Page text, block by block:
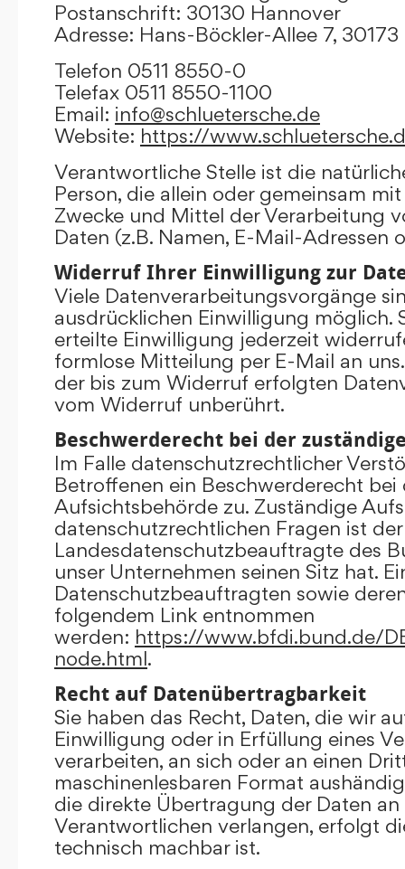
Postanschrift: 30130 Hannover
Adresse: Hans-Böckler-Allee 7,
Telefon 0511 8550-0
Telefax 0511 8550-1100
Email: info@schluetersche.de
Website: https://
Verantwortliche Stelle ist die
Person, die allein oder gemeinsam
Zwecke und Mittel der Verarbeitung
Daten (z.B. Namen, E-Mail-Adressen
Widerruf Ihrer Einwilligung zur
Viele Datenverarbeitungsvorgänge
ausdrücklichen Einwilligung möglich.
erteilte Einwilligung jederzeit
formlose Mitteilung per E-Mail an
der bis zum Widerruf erfolgten
vom Widerruf unberührt.
Beschwerderecht bei der
Im Falle datenschutzrechtlicher
Betroffenen ein Beschwerderecht bei
Aufsichtsbehörde zu. Zuständige
datenschutzrechtlichen Fragen ist der
Landesdatenschutzbeauftragte des
unser Unternehmen seinen Sitz hat.
Datenschutzbeauftragten sowie
folgendem Link entnommen
werden: https://www.bfdi.bund.de/
node.html.
Recht auf Datenübertragbarkeit
Sie haben das Recht, Daten, die wir
Einwilligung oder in Erfüllung eines
verarbeiten, an sich oder an einen
maschinenlesbaren Format
die direkte Übertragung der Daten
Verantwortlichen verlangen, erfolgt
technisch machbar ist.